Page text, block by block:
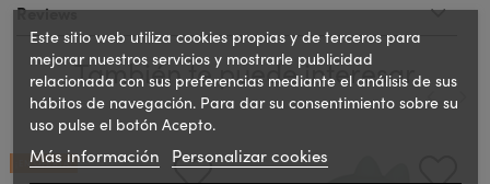
Reviews
También te puede interesar
¡EN OFERTA!
Este sitio web utiliza cookies propias y de terceros para
mejorar nuestros servicios y mostrarle publicidad
relacionada con sus preferencias mediante el análisis de sus
hábitos de navegación. Para dar su consentimiento sobre su
uso pulse el botón Acepto.
Más información Personalizar cookies